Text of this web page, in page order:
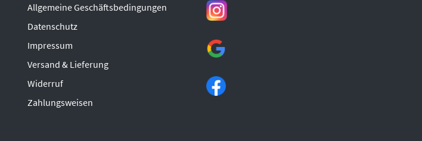
Allgemeine Geschäftsbedingungen
Datenschutz
Impressum
Versand & Lieferung
Widerruf
Zahlungsweisen